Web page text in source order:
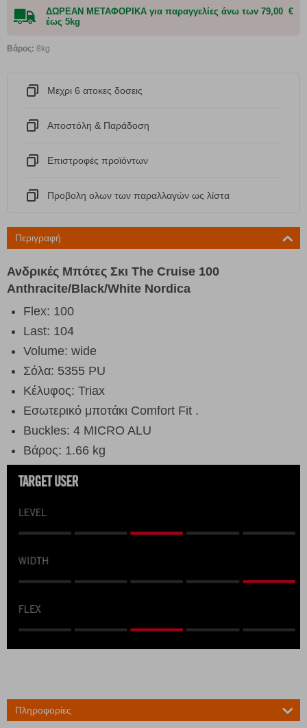
ΔΩΡΕΑΝ ΜΕΤΑΦΟΡΙΚΑ για παραγγελίες άνω των 79,00 €
έως 5kg
Βάρος: 8kg
Μεχρι 6 ατοκες δοσεις
Αποστόλη & Παράδοση
Eπιστροφές προϊόντων
Προβολη ολων των παραλλαγών ως λίστα
Περιγραφή
Ανδρικές Μπότες Σκι The Cruise 100
Anthracite/Black/White Nordica
Flex: 100
Last: 104
Volume: wide
Σόλα: 5355 PU
Κέλυφος: Triax
Εσωτερικό μποτάκι Comfort Fit .
Buckles: 4 MICRO ALU
Βάρος: 1.66 kg
Πληροφορίες